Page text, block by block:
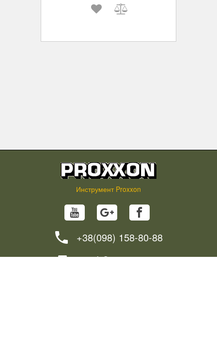
Инструмент Proxxon
+38(098) 158-80-88
info@proxxon.in.ua